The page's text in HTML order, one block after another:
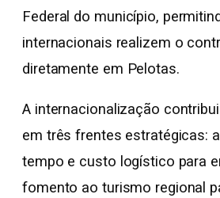
Federal do município,
internacionais realizem o
diretamente em Pelotas.
A internacionalização
em três frentes estratégicas:
tempo e custo logístico para
fomento ao turismo regional